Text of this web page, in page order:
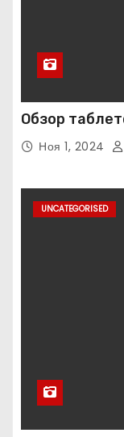
Обзор
Ноя 1, 2024
UNCATEGORISED